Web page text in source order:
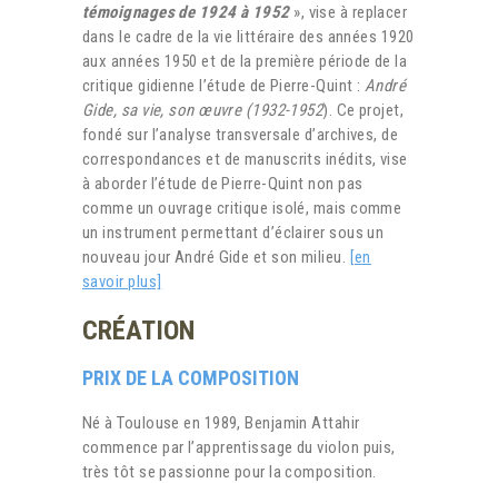
témoignages de 1924 à 1952», vise à replacer
dans le cadre de la vie littéraire des années 1920
aux années 1950 et de la première période de la
critique gidienne l’étude de Pierre-Quint : André
Gide, sa vie, son œuvre (1932-1952). Ce projet,
fondé sur l’analyse transversale d’archives, de
correspondances et de manuscrits inédits, vise
à aborder l’étude de Pierre-Quint non pas
comme un ouvrage critique isolé, mais comme
un instrument permettant d’éclairer sous un
nouveau jour André Gide et son milieu. [en
savoir plus]
CRÉATION
PRIX DE LA COMPOSITION
Né à Toulouse en 1989, Benjamin Attahir
commence par l’apprentissage du violon puis,
très tôt se passionne pour la composition.